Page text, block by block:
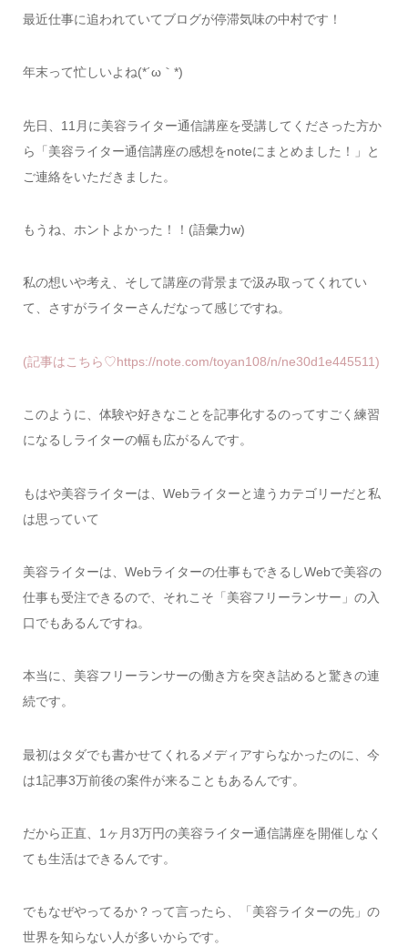
最近仕事に追われていてブログが停滞気味の中村です！
年末って忙しいよね(*´ω｀*)
先日、11月に美容ライター通信講座を受講してくださった方か
ら「美容ライター通信講座の感想をnoteにまとめました！」と
ご連絡をいただきました。
もうね、ホントよかった！！(語彙力w)
私の想いや考え、そして講座の背景まで汲み取ってくれてい
て、さすがライターさんだなって感じですね。
(記事はこちら♡https://note.com/toyan108/n/ne30d1e445511)
このように、体験や好きなことを記事化するのってすごく練習
になるしライターの幅も広がるんです。
もはや美容ライターは、Webライターと違うカテゴリーだと私
は思っていて
美容ライターは、Webライターの仕事もできるしWebで美容の
仕事も受注できるので、それこそ「美容フリーランサー」の入
口でもあるんですね。
本当に、美容フリーランサーの働き方を突き詰めると驚きの連
続です。
最初はタダでも書かせてくれるメディアすらなかったのに、今
は1記事3万前後の案件が来ることもあるんです。
だから正直、1ヶ月3万円の美容ライター通信講座を開催しなく
ても生活はできるんです。
でもなぜやってるか？って言ったら、「美容ライターの先」の
世界を知らない人が多いからです。